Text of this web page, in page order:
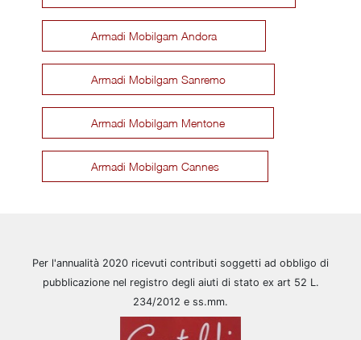
Armadi Mobilgam Andora
Armadi Mobilgam Sanremo
Armadi Mobilgam Mentone
Armadi Mobilgam Cannes
Per l'annualità 2020 ricevuti contributi soggetti ad obbligo di
pubblicazione nel registro degli aiuti di stato ex art 52 L.
234/2012 e ss.mm.